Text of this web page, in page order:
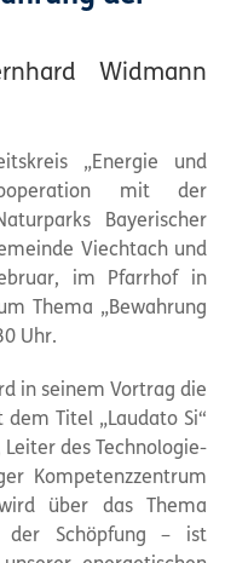
Widmann
„Energie und
mit der
Bayerischer
Viechtach und
im Pfarrhof in
Thema „Bewahrung
Uhr.
in seinem Vortrag die
dem Titel „Laudato Si“
des Technologie-
Kompetenzzentrum
über das Thema
der Schöpfung – ist